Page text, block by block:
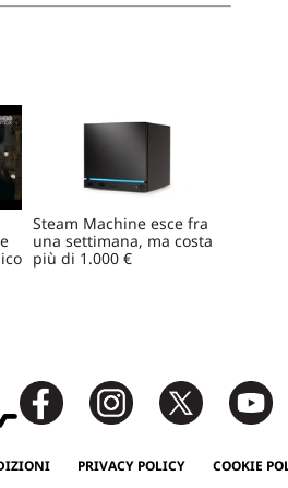
Steam Machine esce fra
una settimana, ma costa
più di 1.000 €
PRIVACY POLICY COOKIE